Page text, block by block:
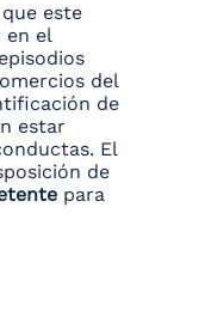
este
en el
del
de
estar
El
de
para